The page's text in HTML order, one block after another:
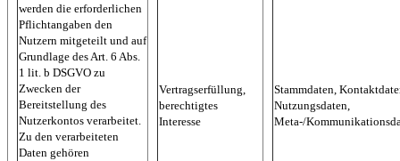
werden die erforderlichen
Pflichtangaben den
Nutzern mitgeteilt und auf
Grundlage des Art. 6 Abs.
1 lit. b DSGVO zu
Zwecken der
Bereitstellung des
Nutzerkontos verarbeitet.
Zu den verarbeiteten
Daten gehören
Vertragserfüllung,
berechtigtes
Interesse
Stammdaten,
Nutzungsdaten,
Meta-/